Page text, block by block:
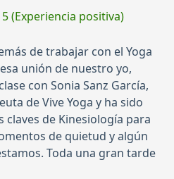
5 (Experiencia positiva)
de trabajar con el Yoga
unión de nuestro yo,
con Sonia Sanz García,
de Vive Yoga y ha sido
claves de Kinesiología para
de quietud y algún
Toda una gran tarde